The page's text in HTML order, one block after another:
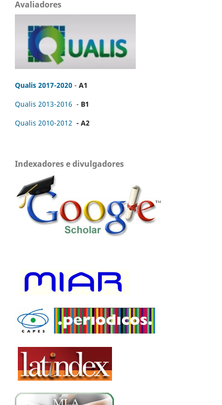
Avaliadores
Qualis 2017-2020 - A1
Qualis 2013-2016 - B1
Qualis 2010-2012 - A2
Indexadores e divulgadores